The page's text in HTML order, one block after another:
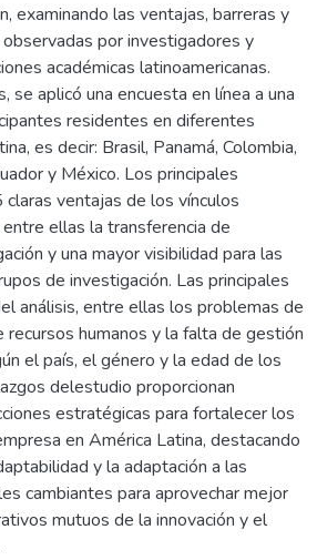
examinando las ventajas, barreras y
por investigadores y
académicas latinoamericanas.
se aplicó una encuesta en línea a una
residentes en diferentes
es decir: Brasil, Panamá, Colombia,
y México. Los principales
ventajas de los vínculos
ellas la transferencia de
y una mayor visibilidad para las
de investigación. Las principales
análisis, entre ellas los problemas de
recursos humanos y la falta de gestión
el país, el género y la edad de los
delestudio proporcionan
estratégicas para fortalecer los
en América Latina, destacando
y la adaptación a las
cambiantes para aprovechar mejor
mutuos de la innovación y el